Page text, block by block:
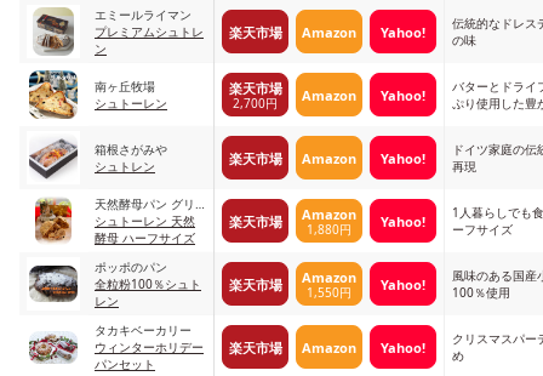
エミールライマン
プレミアムシュトレ
ン
楽天市場 Amazon Yahoo!
伝統的なドレス
の味
南ヶ丘牧場
シュトーレン
楽天市場
2,700円 Amazon Yahoo!
バターとドライ
ぷり使用した豊
箱根さがみや
シュトレン
楽天市場 Amazon Yahoo!
ドイツ家庭の
再現
天然酵母パン グリ
ム
シュトーレン 天然
酵母 ハーフサイズ
楽天市場 Amazon
1,880円 Yahoo!
1人暮らしでも
ーフサイズ
ポッポのパン
全粒粉100％シュト
レン
楽天市場 Amazon
1,550円 Yahoo!
風味のある国産
100％使用
タカキベーカリー
ウィンターホリデー
パンセット
楽天市場 Amazon Yahoo!
クリスマスパー
め